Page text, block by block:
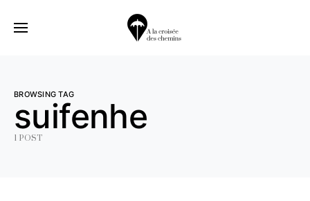
BROWSING TAG
suifenhe
1 POST